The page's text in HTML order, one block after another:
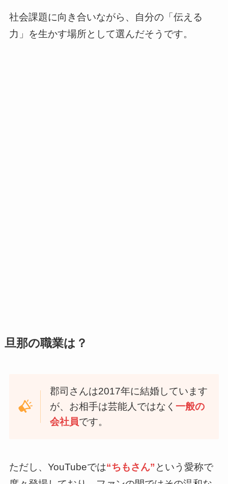
社会課題に向き合いながら、自分の「伝える
力」を生かす場所として選んだそうです。
旦那の職業は？
郡司さんは2017年に結婚しています
が、お相手は芸能人ではなく 一般の
会社員です。
ただし、YouTubeでは“ちもさん” という愛称で